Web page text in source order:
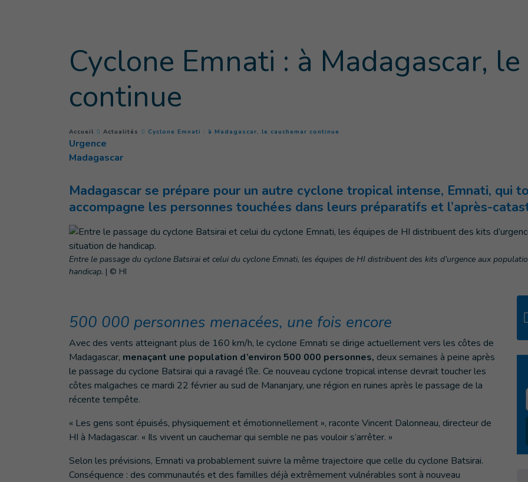
Cyclone Emnati : à Madagascar,
continue
You are here :
Accueil Actualités Cyclone Emnati : à Madagascar, le cauchemar continue
Urgence
Madagascar
Madagascar se prépare pour un autre cyclone tropical intense, Emnati, qui
accompagne les personnes touchées dans leurs préparatifs et l’après-
Entre le passage du cyclone Batsirai et celui du cyclone Emnati, les équipes de HI distribuent des kits d’urgence aux
handicap. | © HI
500 000 personnes menacées, une fois encore
Avec des vents atteignant plus de 160 km/h, le cyclone Emnati se dirige actuellement vers les côtes de
Madagascar, menaçant une population d’environ 500 000 personnes, deux semaines à peine après
le passage du cyclone Batsirai qui a ravagé l’île. Ce nouveau cyclone tropical intense devrait toucher les
côtes malgaches ce mardi 22 février au sud de Mananjary, une région en ruines après le passage de la
récente tempête.
« Les gens sont épuisés, physiquement et émotionnellement », raconte Vincent Dalonneau, directeur de
HI à Madagascar. « Ils vivent un cauchemar qui semble ne pas vouloir s’arrêter. »
Selon les prévisions, Emnati va probablement suivre la même trajectoire que celle du cyclone Batsirai.
Conséquence : des communautés et des familles déjà extrêmement vulnérables sont à nouveau